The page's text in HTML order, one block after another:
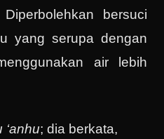
Diperbolehkan bersuci
yang serupa dengan
air lebih
; dia berkata,